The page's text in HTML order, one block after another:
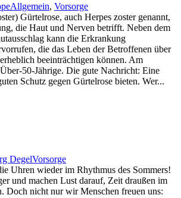
Allgemein, Vorsorge
Gürtelrose, auch Herpes zoster genannt,
die Haut und Nerven betrifft. Neben dem
kann die Erkrankung
die das Leben der Betroffenen über
beeinträchtigen können. Am
50-Jährige. Die gute Nachricht: Eine
Schutz gegen Gürtelrose bieten. Wer...
DegelVorsorge
Uhren wieder im Rhythmus des Sommers!
und machen Lust darauf, Zeit draußen im
Doch nicht nur wir Menschen freuen uns: